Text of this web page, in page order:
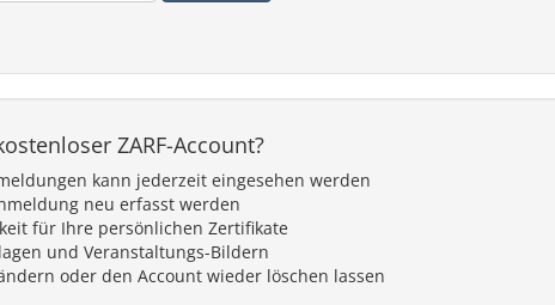
ZARF-Account?
kann jederzeit eingesehen werden
neu erfasst werden
für Ihre persönlichen Zertifikate
und Veranstaltungs-Bildern
oder den Account wieder löschen lassen